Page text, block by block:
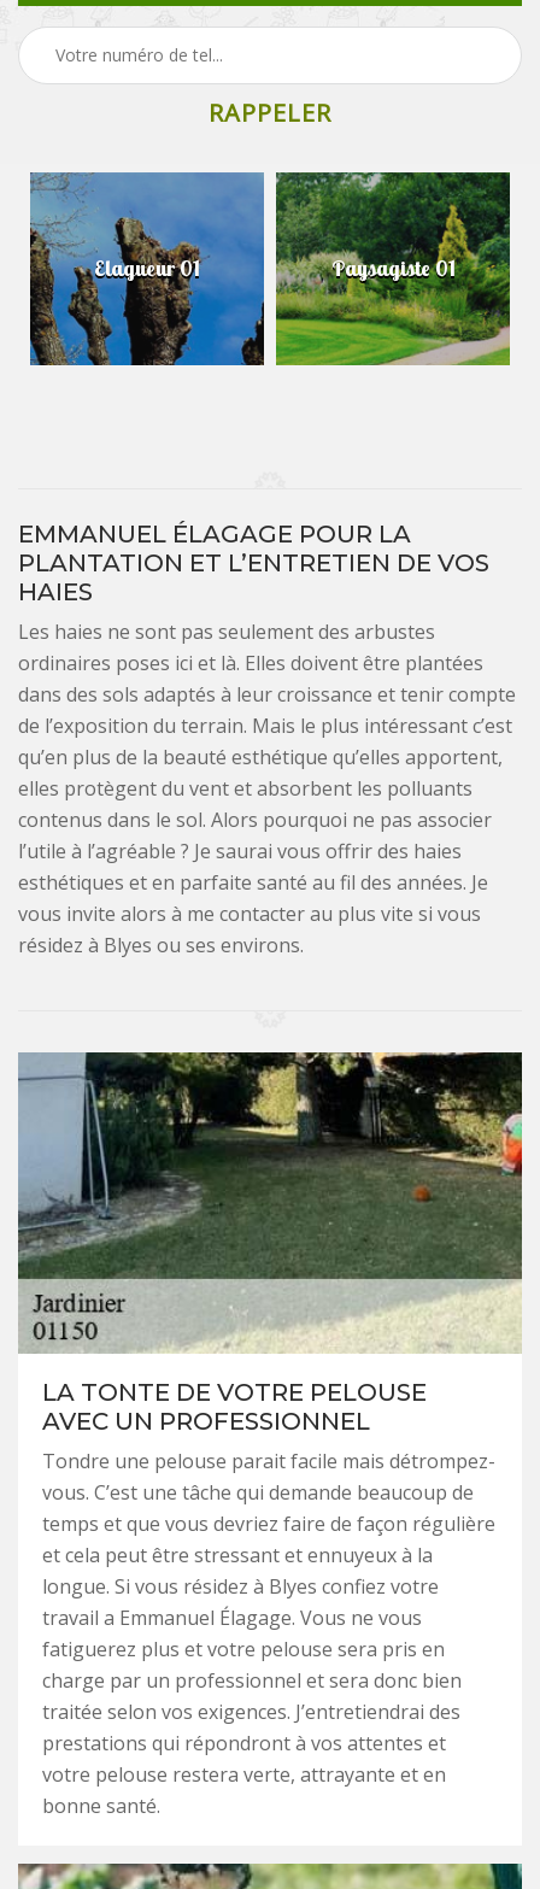
Elagueur 01 Paysagiste 01
EMMANUEL ÉLAGAGE POUR LA
PLANTATION ET L’ENTRETIEN DE VOS
HAIES
Les haies ne sont pas seulement des arbustes
ordinaires poses ici et là. Elles doivent être plantées
dans des sols adaptés à leur croissance et tenir compte
de l’exposition du terrain. Mais le plus intéressant c’est
qu’en plus de la beauté esthétique qu’elles apportent,
elles protègent du vent et absorbent les polluants
contenus dans le sol. Alors pourquoi ne pas associer
l’utile à l’agréable ? Je saurai vous offrir des haies
esthétiques et en parfaite santé au fil des années. Je
vous invite alors à me contacter au plus vite si vous
résidez à Blyes ou ses environs.
LA TONTE DE VOTRE PELOUSE
AVEC UN PROFESSIONNEL
Tondre une pelouse parait facile mais détrompez-
vous. C’est une tâche qui demande beaucoup de
temps et que vous devriez faire de façon régulière
et cela peut être stressant et ennuyeux à la
longue. Si vous résidez à Blyes confiez votre
travail a Emmanuel Élagage. Vous ne vous
fatiguerez plus et votre pelouse sera pris en
charge par un professionnel et sera donc bien
traitée selon vos exigences. J’entretiendrai des
prestations qui répondront à vos attentes et
votre pelouse restera verte, attrayante et en
bonne santé.